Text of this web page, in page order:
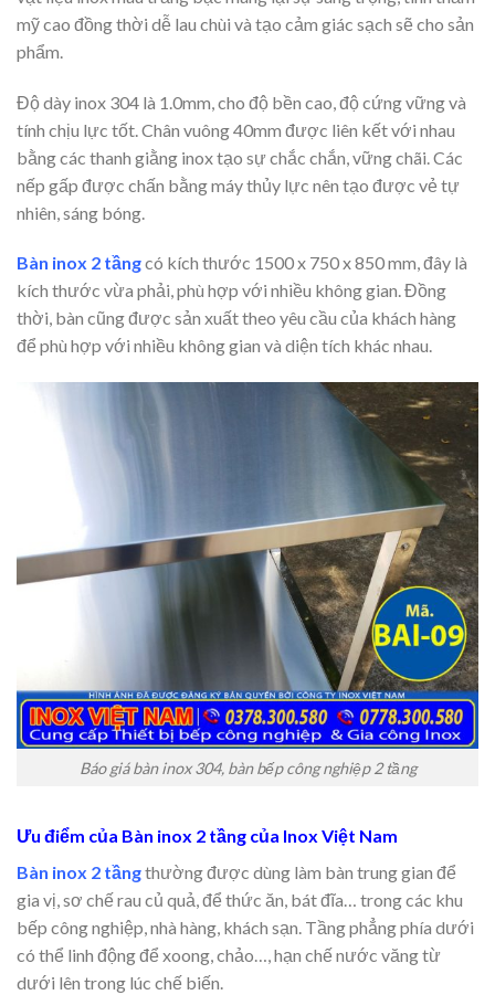
mỹ cao đồng thời dễ lau chùi và tạo cảm giác sạch sẽ cho sản
phẩm.
Độ dày inox 304 là 1.0mm, cho độ bền cao, độ cứng vững và
tính chịu lực tốt. Chân vuông 40mm được liên kết với nhau
bằng các thanh giằng inox tạo sự chắc chắn, vững chãi. Các
nếp gấp được chấn bằng máy thủy lực nên tạo được vẻ tự
nhiên, sáng bóng.
Bàn inox 2 tầngcó kích thước 1500 x 750 x 850 mm, đây là
kích thước vừa phải, phù hợp với nhiều không gian. Đồng
thời, bàn cũng được sản xuất theo yêu cầu của khách hàng
để phù hợp với nhiều không gian và diện tích khác nhau.
Báo giá bàn inox 304, bàn bếp công nghiệp 2 tầng
Ưu điểm của Bàn inox 2 tầng của Inox Việt Nam
Bàn inox 2 tầngthường được dùng làm bàn trung gian để
gia vị, sơ chế rau củ quả, để thức ăn, bát đĩa… trong các khu
bếp công nghiệp, nhà hàng, khách sạn. Tầng phẳng phía dưới
có thể linh động để xoong, chảo…, hạn chế nước văng từ
dưới lên trong lúc chế biến.